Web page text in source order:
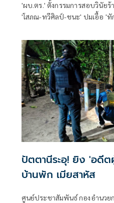
'ผบ.ตร.' ตั้งกรรมการสอบวินัยร้
'โสภณ-ทวีศิลป์-ชนะ' ปมเอื้อ '
ปัตตานีระอุ! ยิง 'อดี
บ้านพัก เมียสาหัส
ศูนย์ประชาสัมพันธ์ กองอำนวย